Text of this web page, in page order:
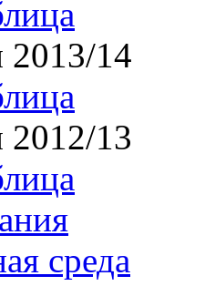
2013/14
2012/13
среда